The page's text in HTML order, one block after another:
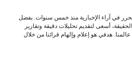
في آراء الإخبارية منذ خمس سنوات. بفضل
أسعى لتقديم تحليلات دقيقة وتقارير
هدفي هو إعلام وإلهام قرائنا من خلال